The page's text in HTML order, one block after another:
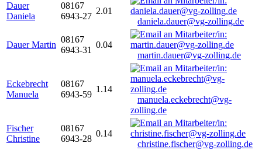
Dauer
Daniela
08167
6943-27
2.01
daniela.dauer@vg-zolling.de
Dauer Martin
08167
6943-31
0.04
martin.dauer@vg-zolling.de
Eckebrecht
Manuela
08167
6943-59
1.14
manuela.eckebrecht@vg-
zolling.de
Fischer
Christine
08167
6943-28
0.14
christine.fischer@vg-zolling.de